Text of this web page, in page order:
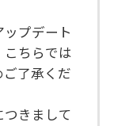
プデート
ちらでは
了承くだ
きまして